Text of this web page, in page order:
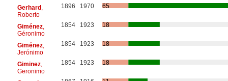
Gerhard,
Roberto
1896 1970 65
Giménez,
Géronimo
1854 1923 18
Giménez,
Jerónimo
1854 1923 18
Giminez,
Geronimo
1854 1923 18